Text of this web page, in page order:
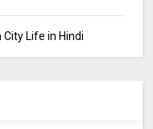
City Life in Hindi